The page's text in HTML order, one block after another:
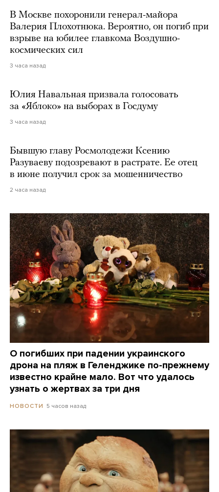
В Москве похоронили генерал-майора
Валерия Плохотнюка. Вероятно, он погиб при
взрыве на юбилее главкома Воздушно-
космических сил
3 часа назад
Юлия Навальная призвала голосовать
за «Яблоко» на выборах в Госдуму
3 часа назад
Бывшую главу Росмолодежи Ксению
Разуваеву подозревают в растрате. Ее отец
в июне получил срок за мошенничество
2 часа назад
О погибших при падении украинского
дрона на пляж в Геленджике по-прежнему
известно крайне мало. Вот что удалось
узнать о жертвах за три дня
НОВОСТИ 5 часов назад